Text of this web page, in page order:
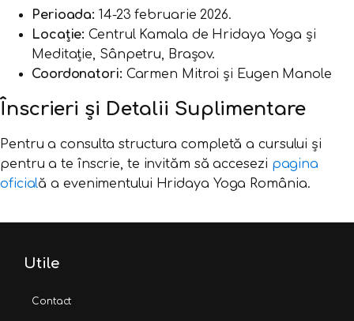
Perioada: 14-23 februarie 2026.
Locație: Centrul Kamala de Hridaya Yoga și
Meditație, Sânpetru, Brașov.
Coordonatori: Carmen Mitroi și Eugen Manole
Înscrieri și Detalii Suplimentare
Pentru a consulta structura completă a cursului și
pentru a te înscrie, te invităm să accesezi pagina
oficială a evenimentului Hridaya Yoga România.
Utile
Contact